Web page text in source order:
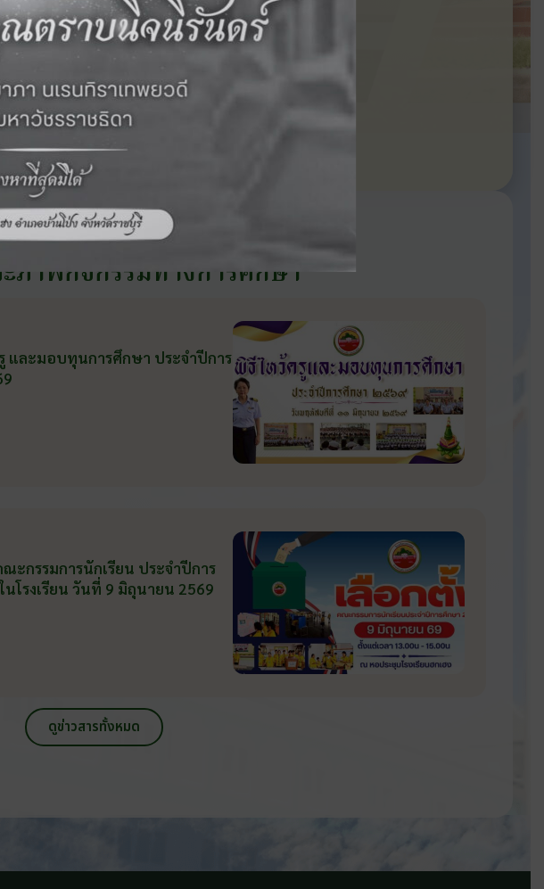
ปี 2569 กิจกรรมถัดไป ›
ภาพกิจกรรมทางการศึกษา
และมอบทุนการศึกษา ประจำปีการ
ณะกรรมการนักเรียน ประจำปีการ
โรงเรียน วันที่ 9 มิถุนายน 2569
ดูข่าวสารทั้งหมด